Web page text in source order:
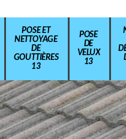
POSE ET
NETTOYAGE
DE
GOUTTIÈRES
13
POSE
DE
VELUX
13